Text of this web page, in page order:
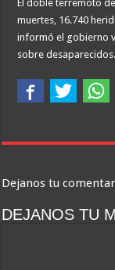
El doble terremoto
muertes, 16.740
informó el gobierno
sobre desaparecidos.
Dejanos tu
DEJANOS TU